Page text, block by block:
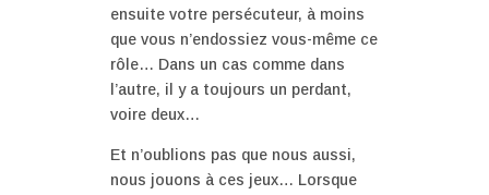
ensuite votre persécuteur, à moins
que vous n’endossiez vous-même ce
rôle… Dans un cas comme dans
l’autre, il y a toujours un perdant,
voire deux…
Et n’oublions pas que nous aussi,
nous jouons à ces jeux… Lorsque